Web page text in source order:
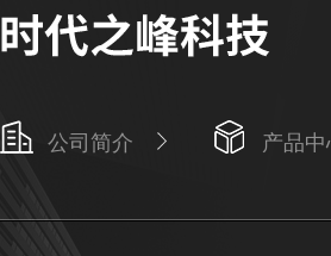
公司简介 产品中